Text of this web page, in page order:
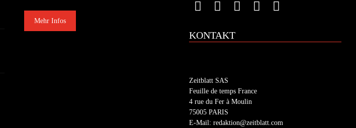
Mehr Infos
KONTAKT
Zeitblatt SAS
Feuille de temps France
4 rue du Fer à Moulin
75005 PARIS
E-Mail: redaktion@zeitblatt.com